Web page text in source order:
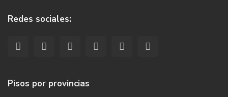
Redes sociales:
Pisos por provincias